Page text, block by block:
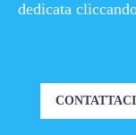
dedicata
CONTATTACI